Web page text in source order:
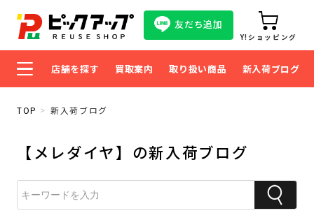
友だち追加
Y!ショッピング
店舗を探す 買取案内 取り扱い商品 新入荷ブログ
TOP 新入荷ブログ
【メレダイヤ】の新入荷ブログ